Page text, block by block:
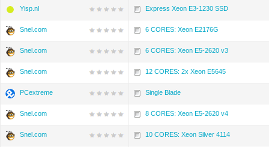
Yisp.nl Express Xeon E3-1230 SSD
Snel.com 6 CORES: Xeon E2176G
Snel.com 6 CORES: Xeon E5-2620 v3
Snel.com 12 CORES: 2x Xeon E5645
PCextreme Single Blade
Snel.com 8 CORES: Xeon E5-2620 v4
Snel.com 10 CORES: Xeon Silver 4114